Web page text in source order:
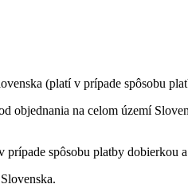
(platí v prípade spôsobu
objednania na celom území
spôsobu platby dobierkou